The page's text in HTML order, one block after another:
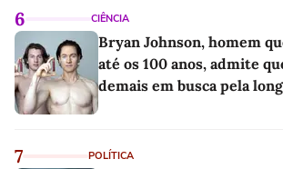
6 CIÊNCIA
Bryan Johnson, homem
até os 100 anos, admite
demais em busca pela
7 POLÍTICA